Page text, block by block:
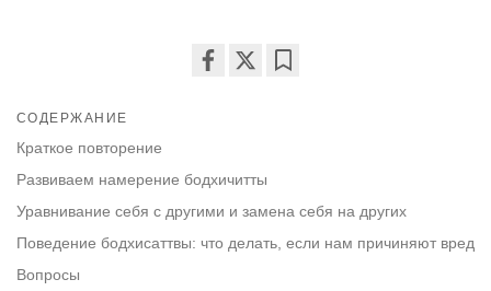
СОДЕРЖАНИЕ
Краткое повторение
Развиваем намерение бодхичитты
Уравнивание себя с другими и замена себя на других
Поведение бодхисаттвы: что делать, если нам причиняют вред
Вопросы